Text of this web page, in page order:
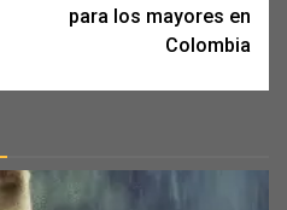
para los mayores en
Colombia